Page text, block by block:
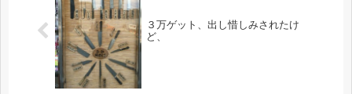
３万ゲット、出し惜しみされたけ
ど、